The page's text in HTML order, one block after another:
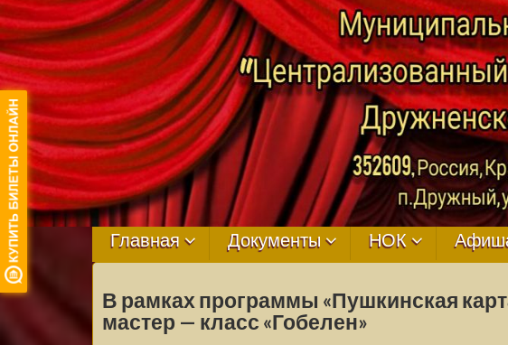
МБУ ЦКРЦ
ДРУЖНЕНСКОГО
СЕЛЬСКОГО
ПОСЕЛЕНИЯ
Главная Документы НОК
В рамках программы «Пушкинская
мастер — класс «Гобелен»